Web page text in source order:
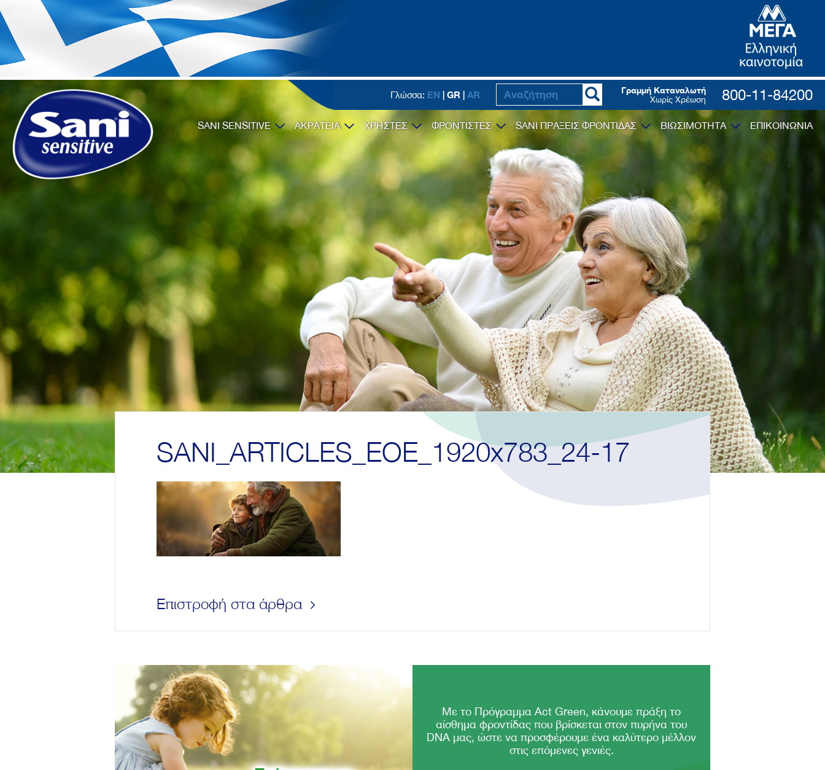
Γλώσσα: EN | GR | AR Γραμμή Καταναλωτή
Χωρίς Χρέωση 800-11-84200
SANI SENSITIVE ΑΚΡΑΤΕΙΑ ΧΡΗΣΤΕΣ ΦΡΟΝΤΙΣΤΕΣ SANI ΠΡΑΞΕΙΣ ΦΡΟΝΤΙΔΑΣ ΒΙΩΣΙΜΟΤΗΤΑ ΕΠΙΚΟΙΝΩΝΙΑ
SANI_ARTICLES_EOE_1920x783_24-17
Επιστροφή στα άρθρα
Με το Πρόγραμμα Act Green, κάνουμε πράξη το
αίσθημα φροντίδας που βρίσκεται στον πυρήνα του
DNA μας, ώστε να προσφέρουμε ένα καλύτερο μέλλον
στις επόμενες γενιές.